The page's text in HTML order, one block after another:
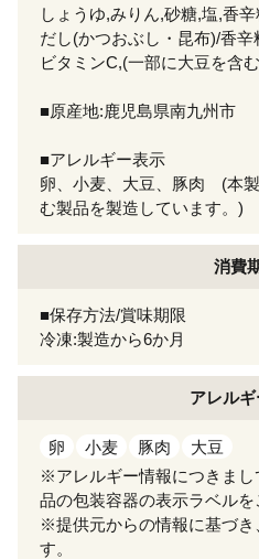
しょうゆ,みりん,砂糖,塩,香辛
だし(かつおぶし・昆布)/香
ビタミンC,(一部に大豆を含
■原産地:鹿児島県南九州市
■アレルギー表示
卵、小麦、大豆、豚肉 (本
む製品を製造しています。)
消費
■保存方法/賞味期限
冷凍:製造から6か月
アレルギ
卵 小麦 豚肉
大豆
※アレルギー情報につきま
品の包装容器の表示ラベルを
※提供元からの情報に基づき
す。